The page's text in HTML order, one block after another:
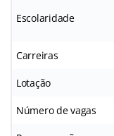
Escolaridade
Carreiras
Lotação
Número de vagas